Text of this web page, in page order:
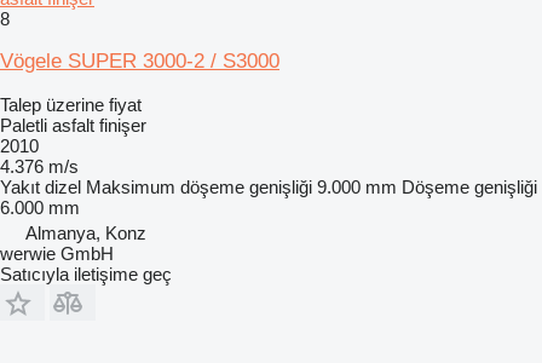
8
Vögele SUPER 3000-2 / S3000
Talep üzerine fiyat
Paletli asfalt finişer
2010
4.376 m/s
Yakıt dizel Maksimum döşeme genişliği 9.000 mm Döşeme genişliği
6.000 mm
Almanya, Konz
werwie GmbH
Satıcıyla iletişime geç